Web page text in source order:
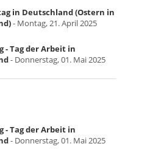
in Deutschland (Ostern in
- Montag, 21. April 2025
- Tag der Arbeit in
- Donnerstag, 01. Mai 2025
- Tag der Arbeit in
- Donnerstag, 01. Mai 2025